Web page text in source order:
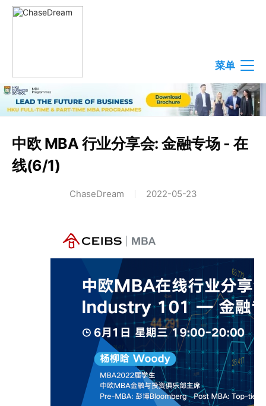
菜单
中欧 MBA 行业分享会: 金融专场 - 在
线(6/1)
ChaseDream 2022-05-23